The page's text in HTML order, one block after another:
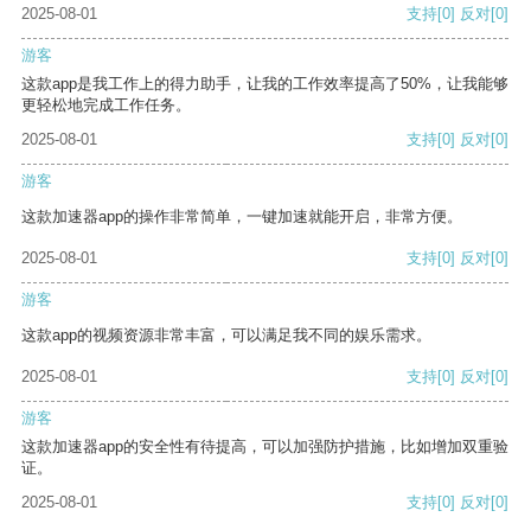
2025-08-01 支持[0] 反对[0]
游客
这款app是我工作上的得力助手，让我的工作效率提高了50%，让我能够
更轻松地完成工作任务。
2025-08-01
支持[0] 反对[0]
游客
这款加速器app的操作非常简单，一键加速就能开启，非常方便。
2025-08-01 支持[0] 反对[0]
游客
这款app的视频资源非常丰富，可以满足我不同的娱乐需求。
2025-08-01 支持[0] 反对[0]
游客
这款加速器app的安全性有待提高，可以加强防护措施，比如增加双重验
证。
2025-08-01
支持[0] 反对[0]